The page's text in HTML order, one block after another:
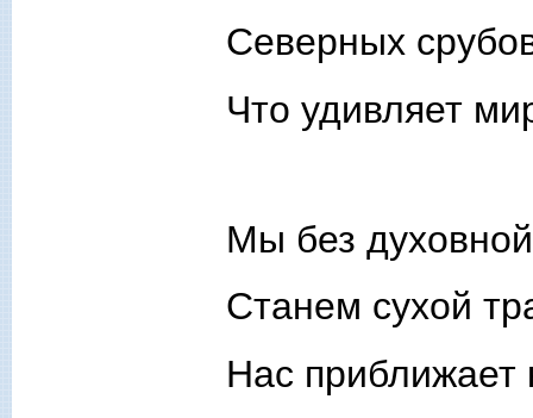
Северных
Что удивляет
Мы без
Станем сухой
Нас приближает